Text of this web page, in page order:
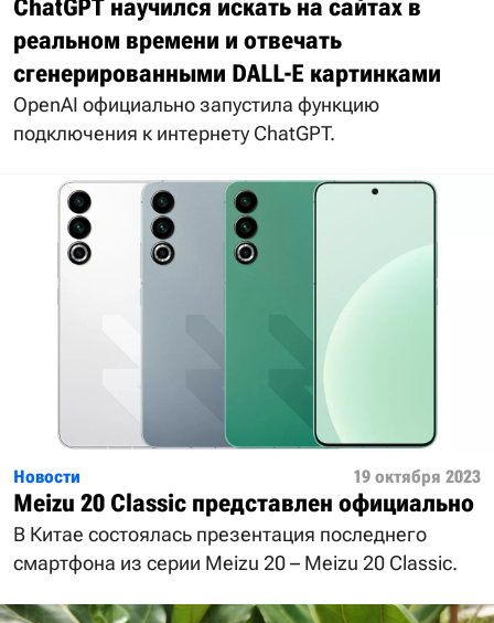
ChatGPT научился искать на сайтах в
реальном времени и отвечать
сгенерированными DALL-E картинками
OpenAI официально запустила функцию
подключения к интернету ChatGPT.
Новости 19 октября 2023
Meizu 20 Classic представлен официально
В Китае состоялась презентация последнего
смартфона из серии Meizu 20 – Meizu 20 Classic.